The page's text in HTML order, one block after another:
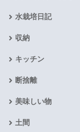
水栽培日記
収納
キッチン
断捨離
美味しい物
土間